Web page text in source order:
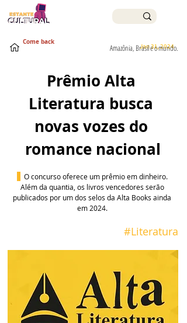
Jan 31, 2024
Amazônia, Brasil e o mundo.
Come back
Prêmio Alta
Literatura busca
novas vozes do
romance nacional
O concurso oferece um prêmio em dinheiro.
Além da quantia, os livros vencedores serão
publicados por um dos selos da Alta Books ainda
em 2024.
#Literatura